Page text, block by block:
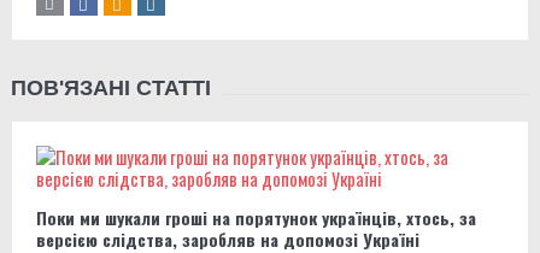
ПОВ'ЯЗАНІ СТАТТІ
Поки ми шукали гроші на порятунок українців, хтось, за
версією слідства, заробляв на допомозі Україні